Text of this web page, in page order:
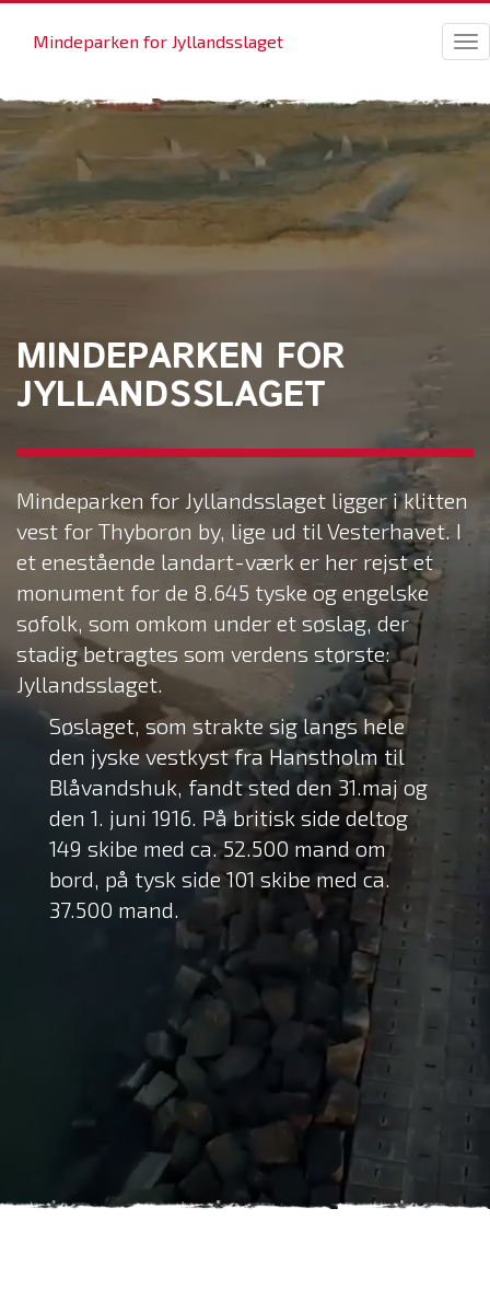
Mindeparken for Jyllandsslaget
MINDEPARKEN FOR
JYLLANDSSLAGET
Mindeparken for Jyllandsslaget ligger i klitten
vest for Thyborøn by, lige ud til Vesterhavet. I
et enestående landart-værk er her rejst et
monument for de 8.645 tyske og engelske
søfolk, som omkom under et søslag, der
stadig betragtes som verdens største:
Jyllandsslaget.
Søslaget, som strakte sig langs hele
den jyske vestkyst fra Hanstholm til
Blåvandshuk, fandt sted den 31.maj og
den 1. juni 1916. På britisk side deltog
149 skibe med ca. 52.500 mand om
bord, på tysk side 101 skibe med ca.
37.500 mand.